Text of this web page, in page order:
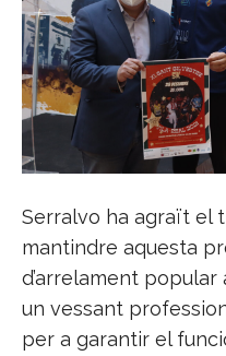
Serralvo ha agraït el
mantindre aquesta
d’arrelament
un vessant
per a garantir el